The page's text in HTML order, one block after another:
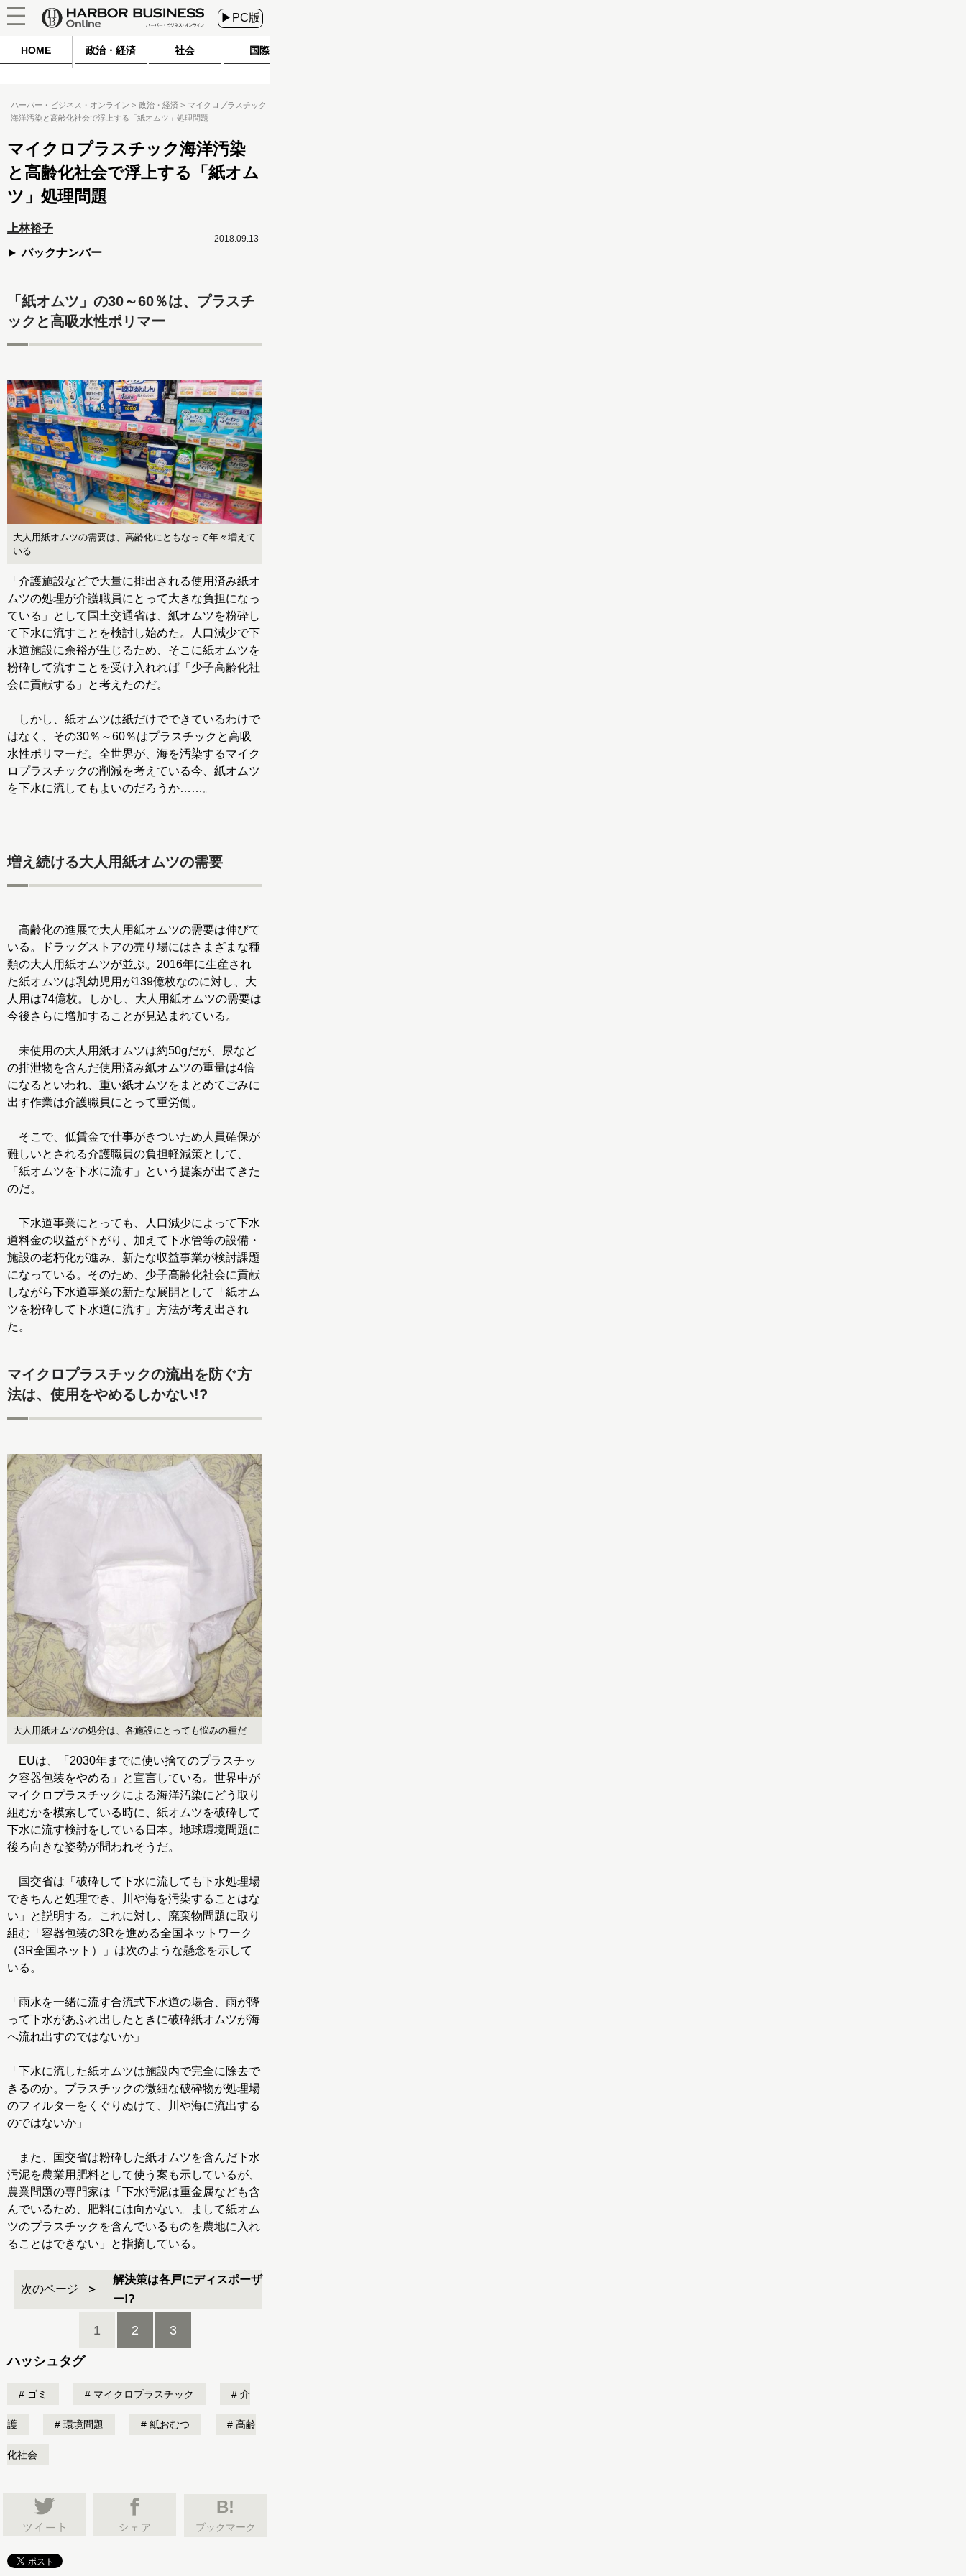
▶PC版
HOME 政治・経済 社会 国際
ハーバー・ビジネス・オンライン 政治・経済
マイクロプラスチック
海洋汚染と高齢化社会で浮上する「紙オムツ」処理問題
マイクロプラスチック海洋汚染
と高齢化社会で浮上する「紙オム
ツ」処理問題
上林裕子
バックナンバー
2018.09.13
「紙オムツ」の30～60％は、プラスチ
ックと高吸水性ポリマー
大人用紙オムツの需要は、高齢化にともなって年々増えて
いる
「介護施設などで大量に排出される使用済み紙オ
ムツの処理が介護職員にとって大きな負担になっ
ている」として国土交通省は、紙オムツを粉砕し
て下水に流すことを検討し始めた。人口減少で下
水道施設に余裕が生じるため、そこに紙オムツを
粉砕して流すことを受け入れれば「少子高齢化社
会に貢献する」と考えたのだ。
しかし、紙オムツは紙だけでできているわけで
はなく、その30％～60％はプラスチックと高吸
水性ポリマーだ。全世界が、海を汚染するマイク
ロプラスチックの削減を考えている今、紙オムツ
を下水に流してもよいのだろうか……。
増え続ける大人用紙オムツの需要
高齢化の進展で大人用紙オムツの需要は伸びて
いる。ドラッグストアの売り場にはさまざまな種
類の大人用紙オムツが並ぶ。2016年に生産され
た紙オムツは乳幼児用が139億枚なのに対し、大
人用は74億枚。しかし、大人用紙オムツの需要は
今後さらに増加することが見込まれている。
未使用の大人用紙オムツは約50gだが、尿など
の排泄物を含んだ使用済み紙オムツの重量は4倍
になるといわれ、重い紙オムツをまとめてごみに
出す作業は介護職員にとって重労働。
そこで、低賃金で仕事がきついため人員確保が
難しいとされる介護職員の負担軽減策として、
「紙オムツを下水に流す」という提案が出てきた
のだ。
下水道事業にとっても、人口減少によって下水
道料金の収益が下がり、加えて下水管等の設備・
施設の老朽化が進み、新たな収益事業が検討課題
になっている。そのため、少子高齢化社会に貢献
しながら下水道事業の新たな展開として「紙オム
ツを粉砕して下水道に流す」方法が考え出され
た。
マイクロプラスチックの流出を防ぐ方
法は、使用をやめるしかない!?
大人用紙オムツの処分は、各施設にとっても悩みの種だ
EUは、「2030年までに使い捨てのプラスチッ
ク容器包装をやめる」と宣言している。世界中が
マイクロプラスチックによる海洋汚染にどう取り
組むかを模索している時に、紙オムツを破砕して
下水に流す検討をしている日本。地球環境問題に
後ろ向きな姿勢が問われそうだ。
国交省は「破砕して下水に流しても下水処理場
できちんと処理でき、川や海を汚染することはな
い」と説明する。これに対し、廃棄物問題に取り
組む「容器包装の3Rを進める全国ネットワーク
（3R全国ネット）」は次のような懸念を示して
いる。
「雨水を一緒に流す合流式下水道の場合、雨が降
って下水があふれ出したときに破砕紙オムツが海
へ流れ出すのではないか」
「下水に流した紙オムツは施設内で完全に除去で
きるのか。プラスチックの微細な破砕物が処理場
のフィルターをくぐりぬけて、川や海に流出する
のではないか」
また、国交省は粉砕した紙オムツを含んだ下水
汚泥を農業用肥料として使う案も示しているが、
農業問題の専門家は「下水汚泥は重金属なども含
んでいるため、肥料には向かない。まして紙オム
ツのプラスチックを含んでいるものを農地に入れ
ることはできない」と指摘している。
次のページ
解決策は各戸にディスポーザ
ー!?
1 2 3
ハッシュタグ
ゴミ マイクロプラスチック 介
護 環境問題 紙おむつ 高齢
化社会
B!
ブックマーク